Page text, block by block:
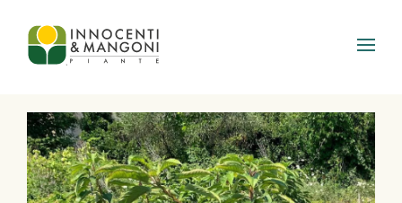
Skip to main content